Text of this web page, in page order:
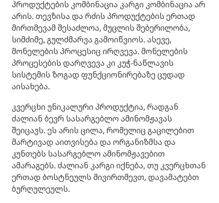
პროდუქტების კომბინაცია კარგი კომბინაცია არ
არის. თევზისა და რძის პროდუქტების ერთად
მირთმევამ შესაძლოა, მუცლის შებერილობა,
სიმძიმე, გულძმარვა გამოიწვიოს. ასევე,
მონელების პროცესიც ირღვევა. მონელების
პროცესების დარღვევა კი კუჭ-ნაწლავის
სისტემის ზოგად ფუნქციონირებაზე ცუდად
აისახება.
კვერცხი უნიკალური პროდუქტია, რადგან
ძალიან ბევრ სასარგებლო ამინომჟავას
შეიცავს. ეს არის ცილა, რომელიც გაცილებით
მარტივად აითვისება და ორგანიზმსა და
კუნთებს სასარგებლო ამინომჟავებით
ამარაგებს. ძალიან კარგი იქნება, თუ კვერცხთან
ერთად ბოსტნეულს მივირთმევთ, დავამატებთ
ბურღულეულს.